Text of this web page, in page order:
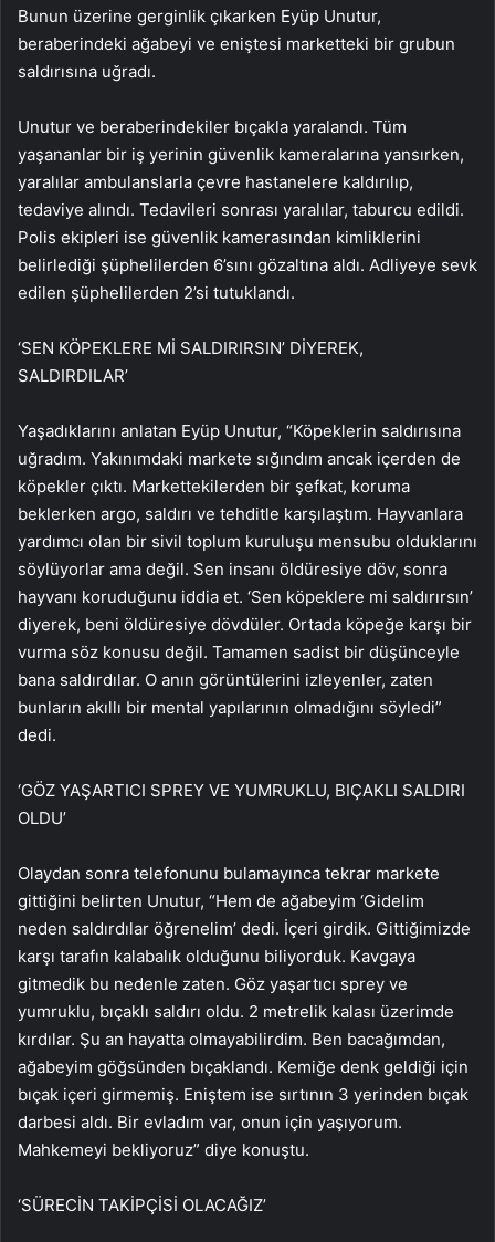
Bunun üzerine gerginlik çıkarken Eyüp Unutur,
beraberindeki ağabeyi ve eniştesi marketteki bir grubun
saldırısına uğradı.
Unutur ve beraberindekiler bıçakla yaralandı. Tüm
yaşananlar bir iş yerinin güvenlik kameralarına yansırken,
yaralılar ambulanslarla çevre hastanelere kaldırılıp,
tedaviye alındı. Tedavileri sonrası yaralılar, taburcu edildi.
Polis ekipleri ise güvenlik kamerasından kimliklerini
belirlediği şüphelilerden 6’sını gözaltına aldı. Adliyeye sevk
edilen şüphelilerden 2’si tutuklandı.
‘SEN KÖPEKLERE Mİ SALDIRIRSIN’ DİYEREK,
SALDIRDILAR’
Yaşadıklarını anlatan Eyüp Unutur, “Köpeklerin saldırısına
uğradım. Yakınımdaki markete sığındım ancak içerden de
köpekler çıktı. Markettekilerden bir şefkat, koruma
beklerken argo, saldırı ve tehditle karşılaştım. Hayvanlara
yardımcı olan bir sivil toplum kuruluşu mensubu olduklarını
söylüyorlar ama değil. Sen insanı öldüresiye döv, sonra
hayvanı koruduğunu iddia et. ‘Sen köpeklere mi saldırırsın’
diyerek, beni öldüresiye dövdüler. Ortada köpeğe karşı bir
vurma söz konusu değil. Tamamen sadist bir düşünceyle
bana saldırdılar. O anın görüntülerini izleyenler, zaten
bunların akıllı bir mental yapılarının olmadığını söyledi”
dedi.
‘GÖZ YAŞARTICI SPREY VE YUMRUKLU, BIÇAKLI SALDIRI
OLDU’
Olaydan sonra telefonunu bulamayınca tekrar markete
gittiğini belirten Unutur, “Hem de ağabeyim ‘Gidelim
neden saldırdılar öğrenelim’ dedi. İçeri girdik. Gittiğimizde
karşı tarafın kalabalık olduğunu biliyorduk. Kavgaya
gitmedik bu nedenle zaten. Göz yaşartıcı sprey ve
yumruklu, bıçaklı saldırı oldu. 2 metrelik kalası üzerimde
kırdılar. Şu an hayatta olmayabilirdim. Ben bacağımdan,
ağabeyim göğsünden bıçaklandı. Kemiğe denk geldiği için
bıçak içeri girmemiş. Eniştem ise sırtının 3 yerinden bıçak
darbesi aldı. Bir evladım var, onun için yaşıyorum.
Mahkemeyi bekliyoruz” diye konuştu.
‘SÜRECİN TAKİPÇİSİ OLACAĞIZ’